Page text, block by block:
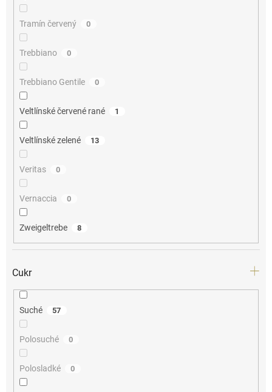
Tramín červený 0
Trebbiano 0
Trebbiano Gentile 0
Veltlínské červené rané 1
Veltlínské zelené 13
Veritas 0
Vernaccia 0
Zweigeltrebe 8
Cukr
Suché 57
Polosuché 0
Polosladké 0